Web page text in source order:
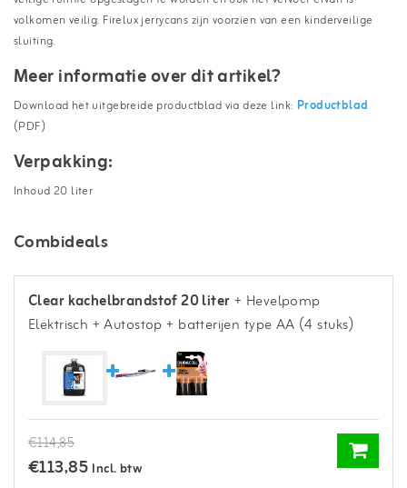
volkomen veilig. Firelux jerrycans zijn voorzien van een kinderveilige
sluiting.
Meer informatie over dit artikel?
Download het uitgebreide productblad via deze link: Productblad
(PDF)
Verpakking:
Inhoud 20 liter
Combideals
Clear kachelbrandstof 20 liter+ Hevelpomp
Elektrisch + Autostop+ batterijen type AA (4 stuks)
€114,85
€113,85 Incl. btw